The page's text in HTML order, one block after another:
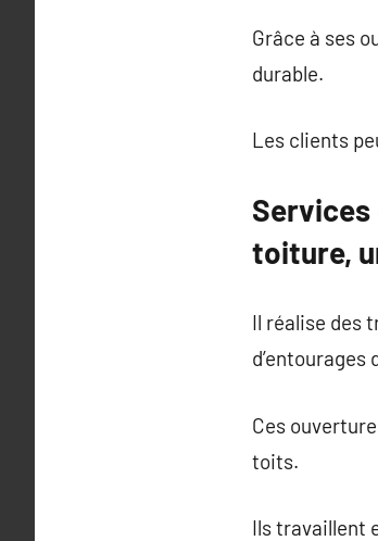
Grâce à ses
durable.
Les clients
toiture,
Il réalise des
d’entourages
Ces
toits.
Ils travaillent